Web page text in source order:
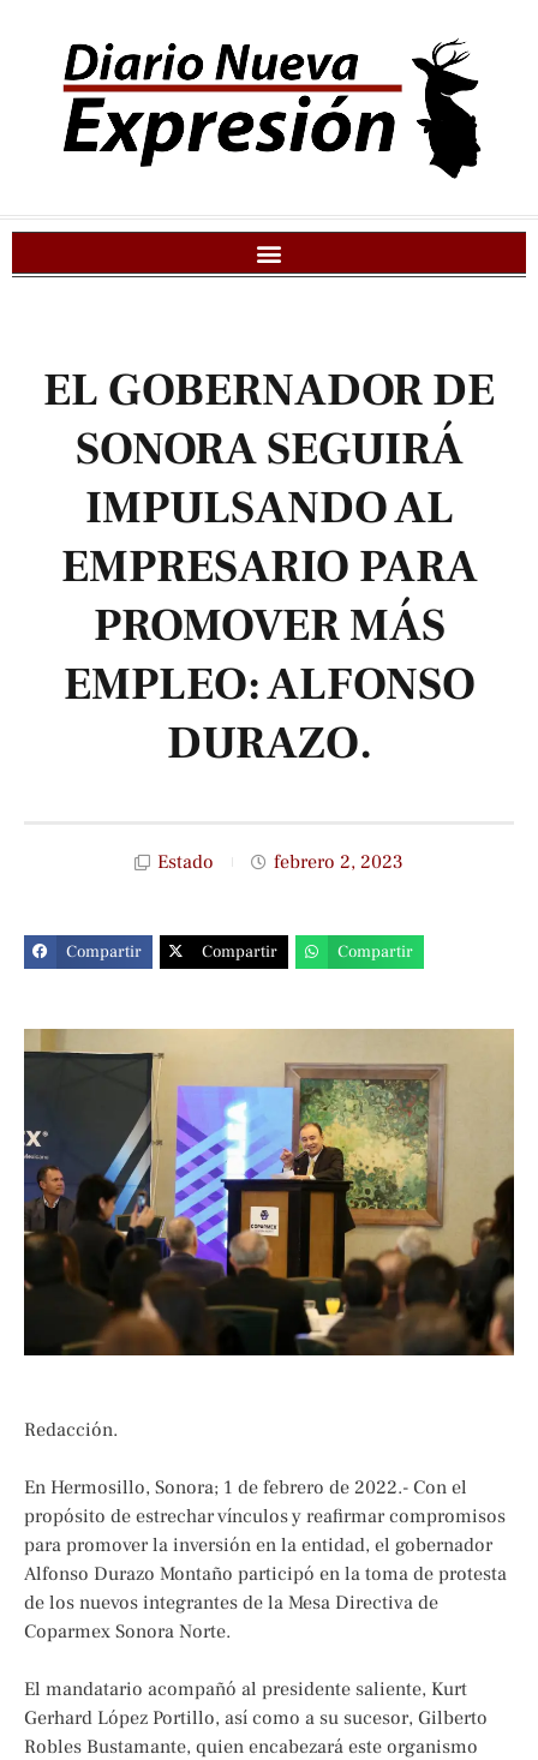
EL GOBERNADOR DE
SONORA SEGUIRÁ
IMPULSANDO AL
EMPRESARIO PARA
PROMOVER MÁS
EMPLEO: ALFONSO
DURAZO.
Estado febrero 2, 2023
Compartir Compartir Compartir
Redacción.
En Hermosillo, Sonora; 1 de febrero de 2022.- Con el
propósito de estrechar vínculos y reafirmar compromisos
para promover la inversión en la entidad, el gobernador
Alfonso Durazo Montaño participó en la toma de protesta
de los nuevos integrantes de la Mesa Directiva de
Coparmex Sonora Norte.
El mandatario acompañó al presidente saliente, Kurt
Gerhard López Portillo, así como a su sucesor, Gilberto
Robles Bustamante, quien encabezará este organismo